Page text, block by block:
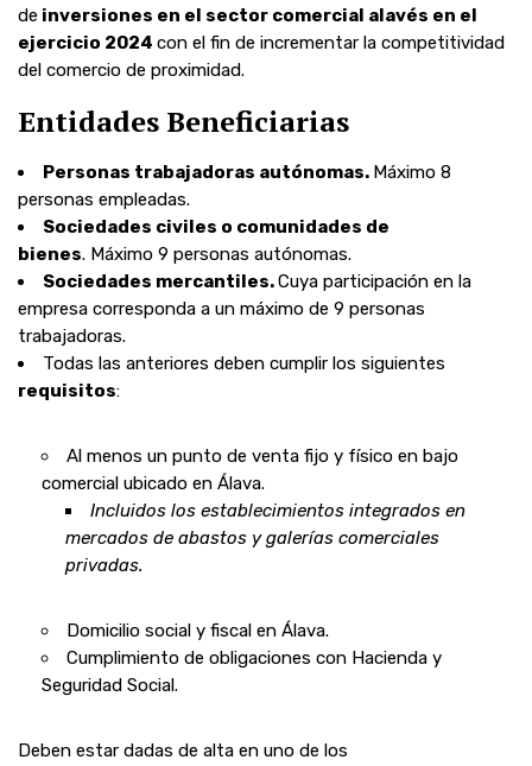
de inversiones en el sector comercial alavés en el
ejercicio 2024 con el fin de incrementar la competitividad
del comercio de proximidad.
Entidades Beneficiarias
Personas trabajadoras autónomas. Máximo 8
personas empleadas.
Sociedades civiles o comunidades de
bienes. Máximo 9 personas autónomas.
Sociedades mercantiles.Cuya participación en la
empresa corresponda a un máximo de 9 personas
trabajadoras.
Todas las anteriores deben cumplir los siguientes
requisitos:
Al menos un punto de venta fijo y físico en bajo
comercial ubicado en Álava.
Incluidos los establecimientos integrados en
mercados de abastos y galerías comerciales
privadas.
Domicilio social y fiscal en Álava.
Cumplimiento de obligaciones con Hacienda y
Seguridad Social.
Deben estar dadas de alta en uno de los